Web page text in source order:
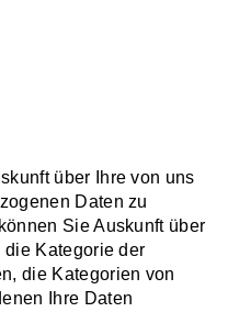
über Ihre von uns
Daten zu
Sie Auskunft über
Kategorie der
die Kategorien von
Ihre Daten